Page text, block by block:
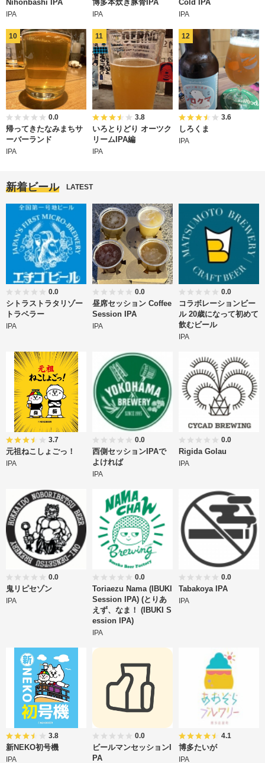
Nihonbashi IPA
IPA
博多本炊き豚骨IPA
IPA
Cold IPA
IPA
0.0
帰ってきたなみまちサ
ーバーランド
IPA
3.8
いろとりどり オーツク
リームIPA編
IPA
3.6
しろくま
IPA
新着ビール LATEST
0.0
シトラストラタリゾー
トラベラー
IPA
0.0
昼席セッション Coffee
Session IPA
IPA
0.0
コラボレーションビー
ル 20歳になって初めて
飲むビール
IPA
3.7
元祖ねこしょごっ！
IPA
0.0
西側セッションIPAで
よければ
IPA
0.0
Rigida Golau
IPA
0.0
鬼リピセゾン
IPA
0.0
Toriaezu Nama (IBUKI
Session IPA) (とりあ
えず、なま！ (IBUKI S
ession IPA)
IPA
0.0
Tabakoya IPA
IPA
3.8
新NEKO初号機
IPA
0.0
ビールマンセッションI
PA
4.1
博多たいが
IPA